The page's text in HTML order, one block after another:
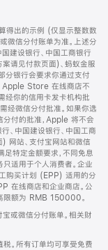
得出的示例 (仅显示整数数
微信分付账单为准。上述分
建设银行、中国工商银行
请见付款页面)、蚂蚁金服
分银行会要求你通过支付
Apple Store 在线商店不
经你的信用卡发卡机构批
经微信分付批准。如果你选
分付的批准，Apple 将不会
、中国建设银行、中国工商
网站、支付宝网站和微信
足特定金额要求，不同免息
适用于个人消费者。企业
购买计划 (EPP) 适用的分
在线商店和企业商店。公
限额为 RMB 150000。
或微信分付账单。相关财
。所有订单均可享受免费